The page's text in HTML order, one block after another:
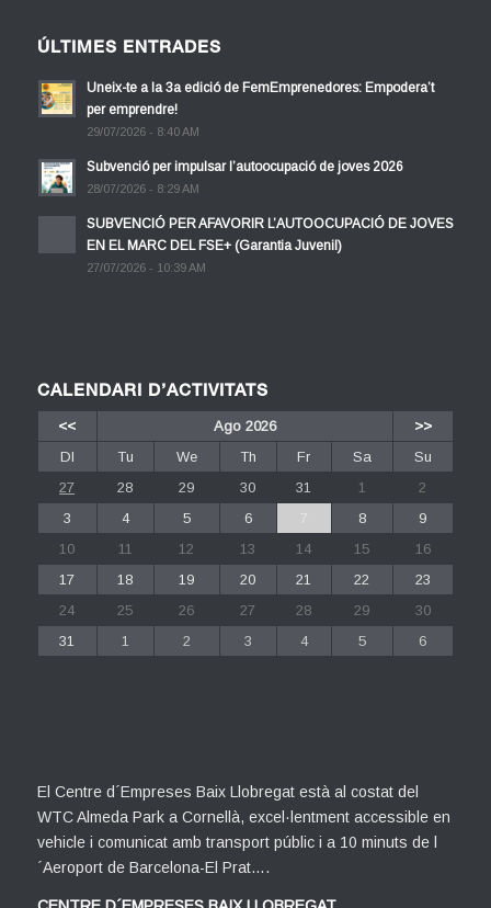
ÚLTIMES ENTRADES
Uneix-te a la 3a edició de FemEmprenedores: Empodera’t
per emprendre!
29/07/2026 - 8:40 AM
Subvenció per impulsar l’autoocupació de joves 2026
28/07/2026 - 8:29 AM
SUBVENCIÓ PER AFAVORIR L’AUTOOCUPACIÓ DE JOVES
EN EL MARC DEL FSE+ (Garantia Juvenil)
27/07/2026 - 10:39 AM
CALENDARI D’ACTIVITATS
<< Ago 2026
>>
Dl
Tu We Th Fr Sa
Su
27
28 29 30 31 1
2
3
4 5 6 7 8
9
10
11 12 13 14 15
16
17
18 19 20 21 22
23
24
25 26 27 28 29
30
31
1 2 3 4 5 6
El Centre d´Empreses Baix Llobregat està al costat del
WTC Almeda Park a Cornellà, excel·lentment accessible en
vehicle i comunicat amb transport públic i a 10 minuts de l
´Aeroport de Barcelona-El Prat….